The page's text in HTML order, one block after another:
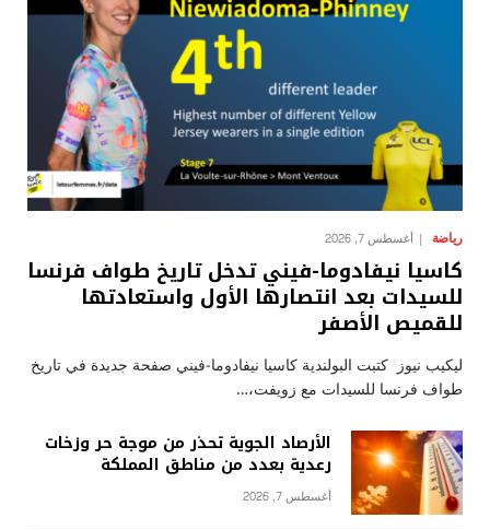
رياضة أغسطس 7, 2026
كاسيا نيفادوما-فيني تدخل تاريخ طواف فرنسا
للسيدات بعد انتصارها الأول واستعادتها
للقميص الأصفر
ليكيب نيوز كتبت البولندية كاسيا نيفادوما-فيني صفحة جديدة في تاريخ
طواف فرنسا للسيدات مع زويفت،…
الأرصاد الجوية تحذر من موجة حر وزخات
رعدية بعدد من مناطق المملكة
أغسطس 7, 2026